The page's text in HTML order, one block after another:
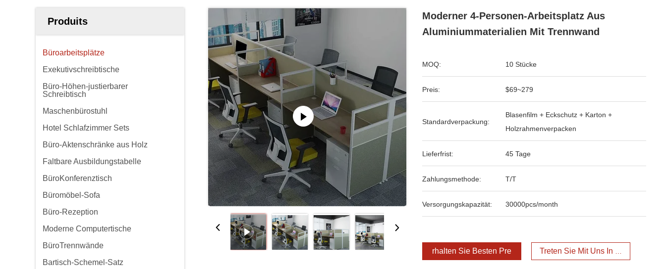
Produits
Büroarbeitsplätze
Exekutivschreibtische
Büro-Höhen-justierbarer
Schreibtisch
Maschenbürostuhl
Hotel Schlafzimmer Sets
Büro-Aktenschränke aus Holz
Faltbare Ausbildungstabelle
BüroKonferenztisch
Büromöbel-Sofa
Büro-Rezeption
Moderne Computertische
BüroTrennwände
Bartisch-Schemel-Satz
Moderner 4-Personen-Arbeitsplatz Aus
Aluminiummaterialien Mit Trennwand
MOQ: 10 Stücke
Preis: $69~279
Standardverpackung:
Blasenfilm + Eckschutz + Karton +
Holzrahmenverpacken
Lieferfrist: 45 Tage
Zahlungsmethode: T/T
Versorgungskapazität: 30000pcs/month
Erhalten Sie Besten Preis Treten Sie Mit Uns In Verbindung